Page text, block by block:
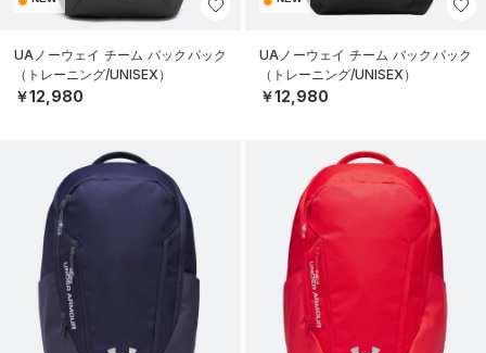
UAノーウェイ チーム バックパック
（トレーニング/UNISEX）
￥12,980
UAノーウェイ チーム バックパック
（トレーニング/UNISEX）
￥12,980